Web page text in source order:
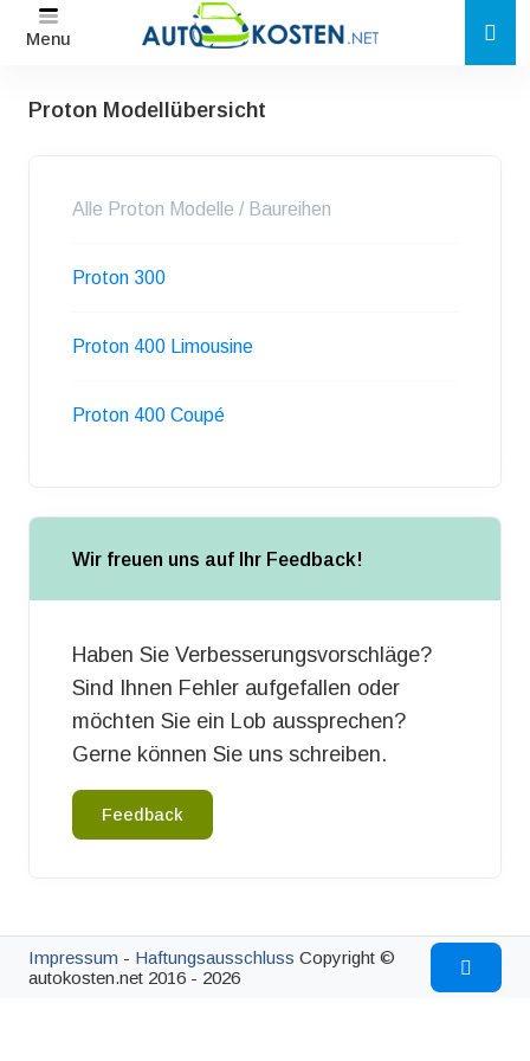
Menu
Proton Modellübersicht
Alle Proton Modelle / Baureihen
Proton 300
Proton 400 Limousine
Proton 400 Coupé
Wir freuen uns auf Ihr Feedback!
Haben Sie Verbesserungsvorschläge?
Sind Ihnen Fehler aufgefallen oder
möchten Sie ein Lob aussprechen?
Gerne können Sie uns schreiben.
Feedback
Impressum - Haftungsausschluss Copyright ©
autokosten.net 2016 - 2026